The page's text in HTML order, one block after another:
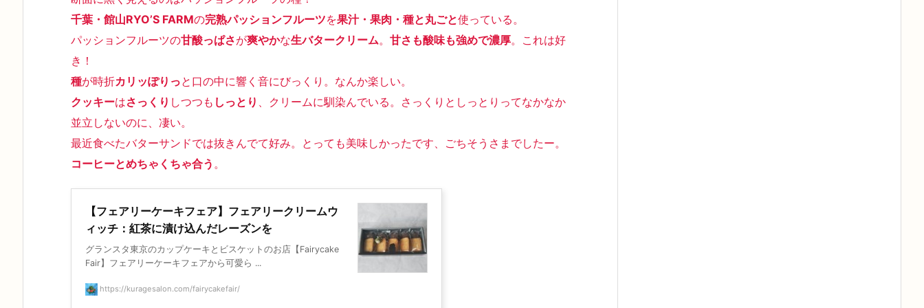
千葉・館山RYO’S FARMの完熟パッションフルーツを果汁・果肉・種と丸ごと使っている。
パッションフルーツの甘酸っぱさが爽やかな生バタークリーム。 甘さも酸味も強めで濃厚。これは好
き！
種が時折カリッぽりっと口の中に響く音にびっくり。なんか楽しい。
クッキーはさっくり しつつも しっとり 、クリームに馴染んでいる。さっくりとしっとりってなかなか
並立しないのに、凄い。
最近食べたバターサンドでは抜きんでて好み。とっても美味しかったです、ごちそうさまでしたー。
コーヒーとめちゃくちゃ合う 。
【フェアリーケーキフェア】フェアリークリームウ
ィッチ：紅茶に漬け込んだレーズンを
グランスタ東京のカップケーキとビスケットのお店【Fairycake
Fair】フェアリーケーキフェアから可愛ら ...
https://kuragesalon.com/fairycakefair/